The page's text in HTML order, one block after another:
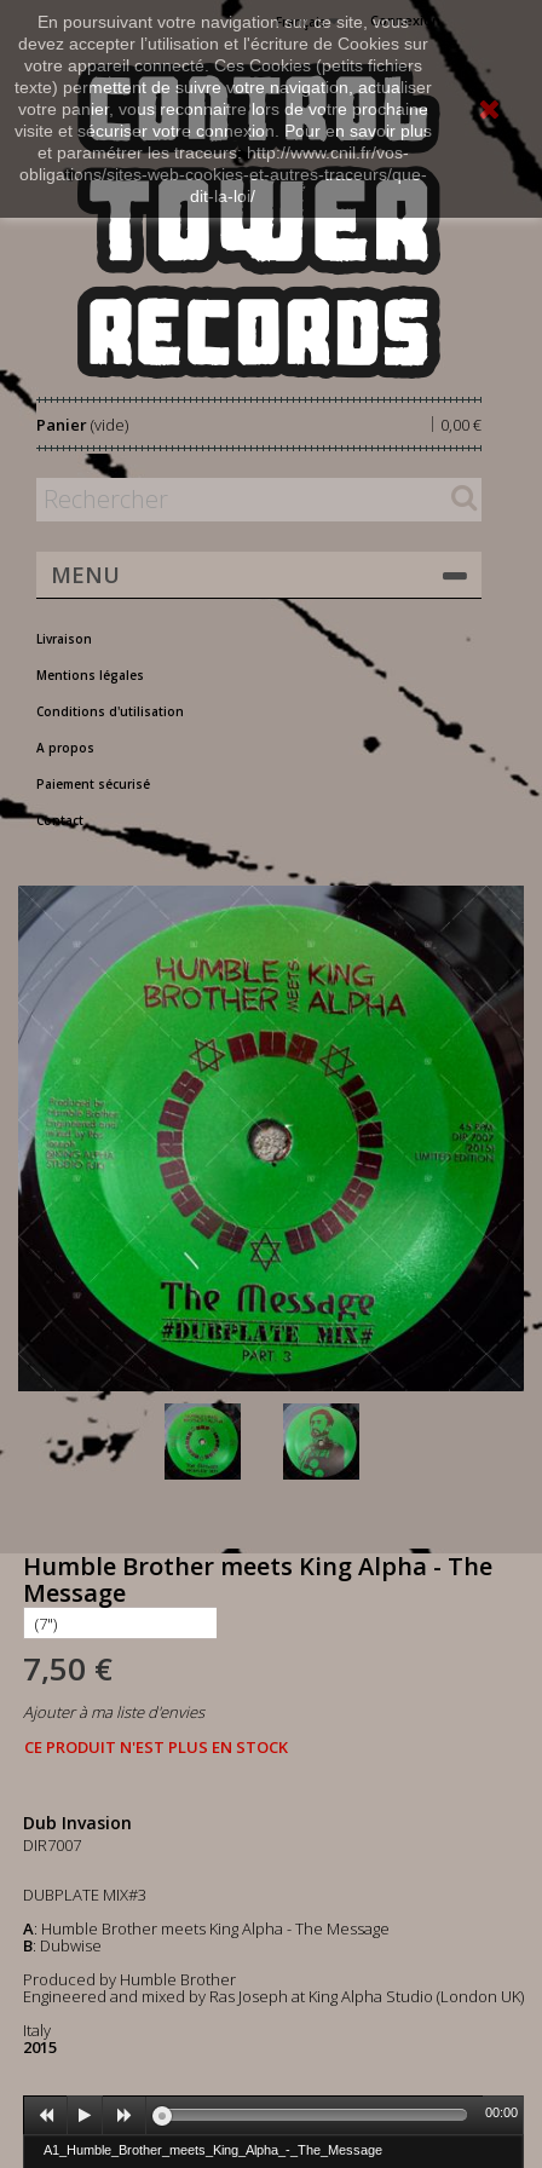
En poursuivant votre navigation sur ce site, vous
devez accepter l’utilisation et l'écriture de Cookies sur
votre appareil connecté. Ces Cookies (petits fichiers
texte) permettent de suivre votre navigation, actualiser
votre panier, vous reconnaitre lors de votre prochaine
visite et sécuriser votre connexion. Pour en savoir plus
et paramétrer les traceurs: http://www.cnil.fr/vos-
obligations/sites-web-cookies-et-autres-traceurs/que-
dit-la-loi/
Connexion
Français
Panier 0,00 €
|
(vide)
MENU
Livraison
Mentions légales
Conditions d'utilisation
A propos
Paiement sécurisé
Contact
Humble Brother meets King Alpha - The
Message
7,50 €
Ajouter à ma liste d'envies
CE PRODUIT N'EST PLUS EN STOCK
Dub Invasion
DIR7007
DUBPLATE MIX#3
A: Humble Brother meets King Alpha - The Message
B: Dubwise
Produced by Humble Brother
Engineered and mixed by Ras Joseph at King Alpha Studio (London UK)
Italy
2015
A1_Humble_Brother_meets_King_Alpha_-_The_Message
00:00